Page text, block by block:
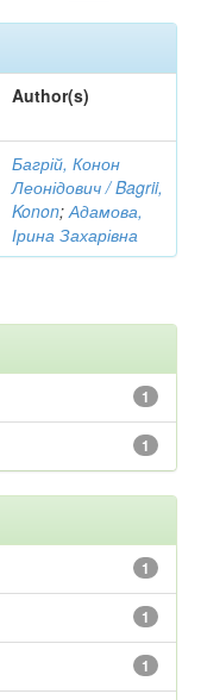
Author(s)
Багрій, Конон
Леонідович / Bagrii,
Konon;Адамова,
Ірина Захарівна
1
1
1
1
1